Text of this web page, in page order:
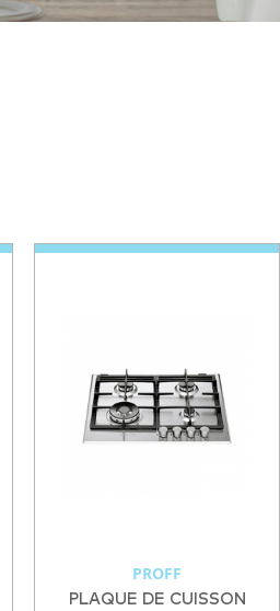
PROFF
PLAQUE DE CUISSON